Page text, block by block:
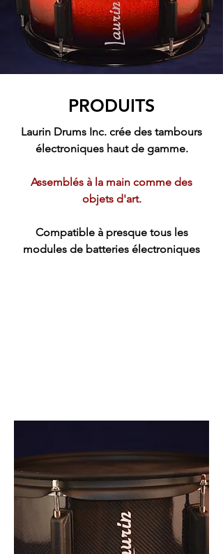
PRODUITS
Laurin Drums Inc. crée des tambours
électroniques haut de gamme.
Assemblés à la main comme des
objets d'art.
Compatible à presque tous les
modules de batteries électroniques